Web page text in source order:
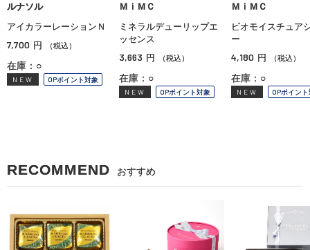
ルナソル
アイカラーレーションＮ
7,700 円 （税込）
在庫：○
NEW OPポイント対象
ＭｉＭＣ
ミネラルデューリップエ
ッセンス
3,663 円 （税込）
在庫：○
NEW OPポイント対象
ＭｉＭＣ
ビオモイスチュア
ー
4,180 円 （税込）
在庫：○
NEW OPポイン
RECOMMEND おすすめ